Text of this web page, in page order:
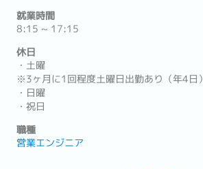
就業時間
8:15 ~ 17:15
休日
・土曜
※3ヶ月に1回程度土曜日出勤あり（年4日）
・日曜
・祝日
職種
営業エンジニア